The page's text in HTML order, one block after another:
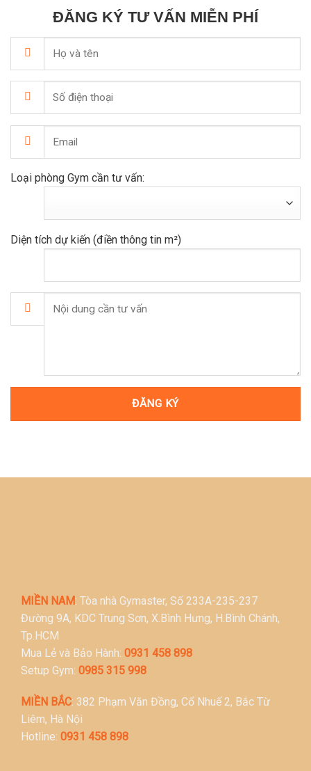
ĐĂNG KÝ TƯ VẤN MIỄN PHÍ
Loại phòng Gym cần tư vấn:
Diện tích dự kiến (điền thông tin m²)
MIỀN NAM: Tòa nhà Gymaster, Số 233A-235-237
Đường 9A, KDC Trung Sơn, X.Bình Hưng, H.Bình Chánh,
Tp.HCM
Mua Lẻ và Bảo Hành: 0931 458 898
Setup Gym: 0985 315 998
MIỀN BẮC: 382 Phạm Văn Đồng, Cổ Nhuế 2, Bắc Từ
Liêm, Hà Nội
Hotline: 0931 458 898